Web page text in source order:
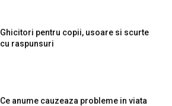
Ghicitori pentru copii, usoare si scurte
cu raspunsuri
Ce anume cauzeaza probleme in viata